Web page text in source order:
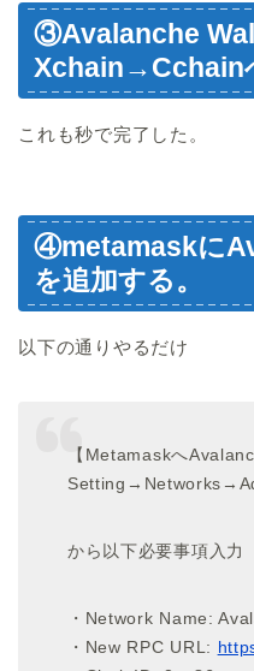
③Avalanche
Xchain→Cchain
これも秒で完了した。
④metamaskに
を追加する。
以下の通りやるだけ
【Metamaskへ
から以下必要事項入力
・Network Name:
・New RPC URL: